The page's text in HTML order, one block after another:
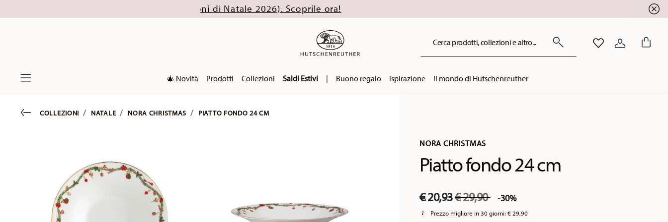
al 32% (escluse le collezioni di Natale 2026). Scoprile ora!
Cerca prodotti, collezioni e altro... LISTA DESIDERI
ACCEDI
🎄 Novità Prodotti Collezioni Saldi Estivi | Buono regalo Ispirazione Il mondo di Hutschenreuther
NORA CHRISTMAS
Piatto fondo 24 cm
€ 20,93Price reduced from
€ 29,90to-30%
Prezzo migliore in 30 giorni:€ 29,90
Go backCOLLEZIONI NATALE NORA CHRISTMAS PIATTO FONDO 24 CM